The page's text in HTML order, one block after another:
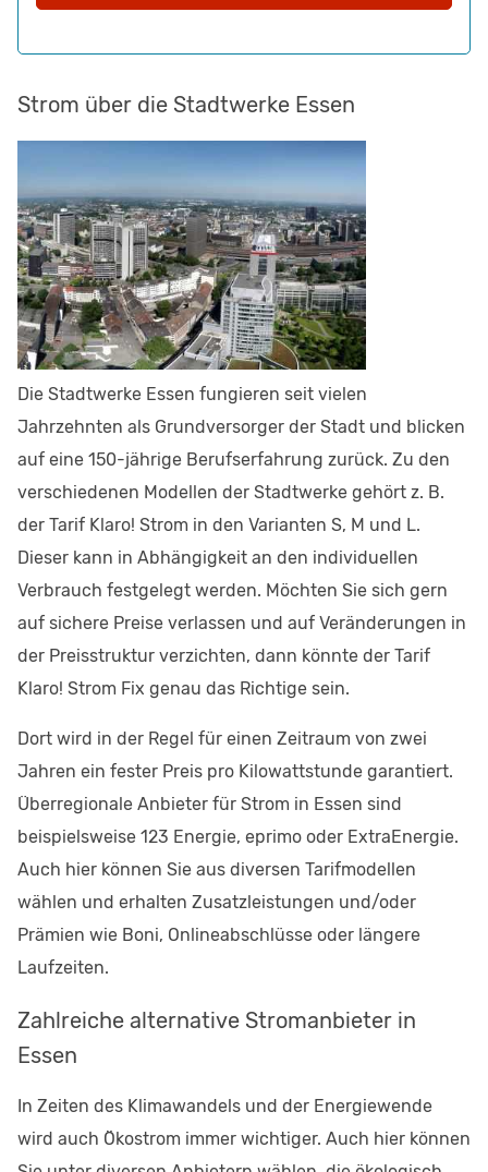
Strom über die Stadtwerke Essen
Die Stadtwerke Essen fungieren seit vielen
Jahrzehnten als Grundversorger der Stadt und blicken
auf eine 150-jährige Berufserfahrung zurück. Zu den
verschiedenen Modellen der Stadtwerke gehört z. B.
der Tarif Klaro! Strom in den Varianten S, M und L.
Dieser kann in Abhängigkeit an den individuellen
Verbrauch festgelegt werden. Möchten Sie sich gern
auf sichere Preise verlassen und auf Veränderungen in
der Preisstruktur verzichten, dann könnte der Tarif
Klaro! Strom Fix genau das Richtige sein.
Dort wird in der Regel für einen Zeitraum von zwei
Jahren ein fester Preis pro Kilowattstunde garantiert.
Überregionale Anbieter für Strom in Essen sind
beispielsweise 123 Energie, eprimo oder ExtraEnergie.
Auch hier können Sie aus diversen Tarifmodellen
wählen und erhalten Zusatzleistungen und/oder
Prämien wie Boni, Onlineabschlüsse oder längere
Laufzeiten.
Zahlreiche alternative Stromanbieter in
Essen
In Zeiten des Klimawandels und der Energiewende
wird auch Ökostrom immer wichtiger. Auch hier können